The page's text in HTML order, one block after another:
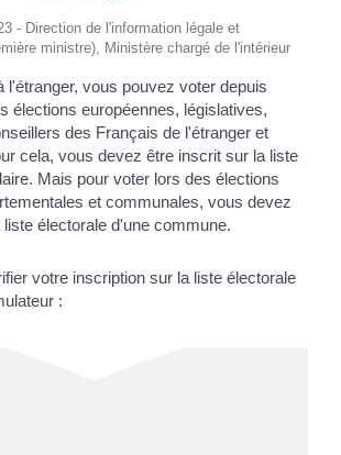
- Direction de l'information légale et
ministre), Ministère chargé de l'intérieur
l'étranger, vous pouvez voter depuis
élections européennes, législatives,
des Français de l'étranger et
cela, vous devez être inscrit sur la liste
Mais pour voter lors des élections
et communales, vous devez
électorale d'une commune.
votre inscription sur la liste électorale
: